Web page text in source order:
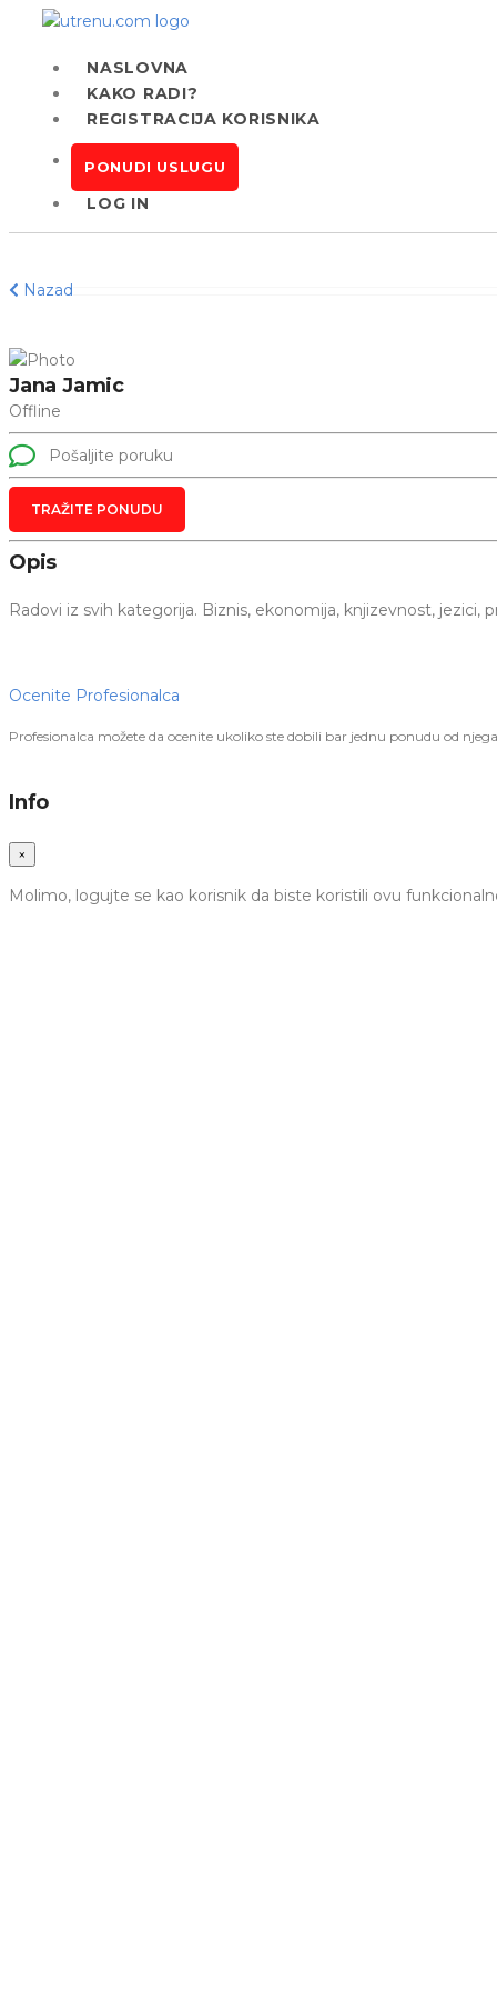
NASLOVNA
KAKO RADI?
REGISTRACIJA KORISNIKA
PONUDI USLUGU
LOG IN
Nazad
Jana Jamic
Offline
Pošaljite poruku
TRAŽITE PONUDU
Opis
Radovi iz svih kategorija. Biznis, ekonomija, knjizevnost, jezici,
Ocenite Profesionalca
Profesionalca možete da ocenite ukoliko ste dobili bar jednu ponudu od
Info
×
Molimo, logujte se kao korisnik da biste koristili ovu